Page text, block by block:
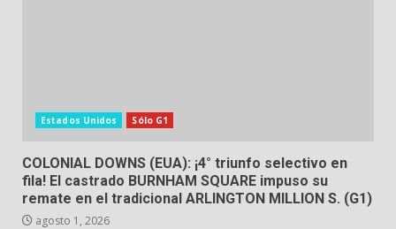
Estados Unidos Sólo G1
COLONIAL DOWNS (EUA): ¡4° triunfo selectivo en
fila! El castrado BURNHAM SQUARE impuso su
remate en el tradicional ARLINGTON MILLION S. (G1)
agosto 1, 2026